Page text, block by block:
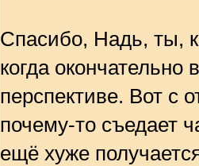
Спасибо, Надь, ты,
когда окончательно
перспективе. Вот с
почему-то съедает
ещё хуже